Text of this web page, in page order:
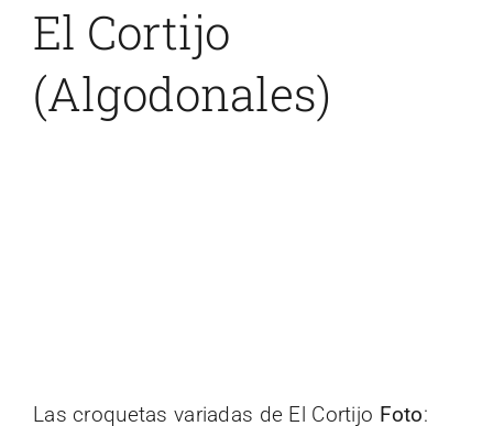
El Cortijo
(Algodonales)
Las croquetas variadas de El Cortijo Foto: